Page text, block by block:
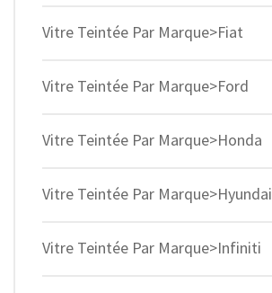
Vitre Teintée Par Marque>Fiat
Vitre Teintée Par Marque>Ford
Vitre Teintée Par Marque>Honda
Vitre Teintée Par Marque>Hyundai
Vitre Teintée Par Marque>Infiniti